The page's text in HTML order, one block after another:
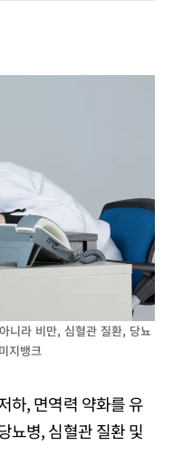
니라 비만, 심혈관 질환, 당뇨
지뱅크
하, 면역력 약화를 유
뇨병, 심혈관 질환 및